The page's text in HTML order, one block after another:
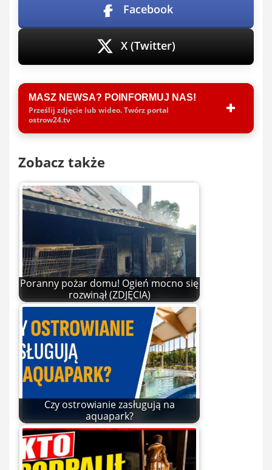
Facebook
X (Twitter)
MASZ NEWSA? POINFORMUJ NAS!
Prześlij zdjęcie lub wideo. Twórz portal
ostrow24.tv
Zobacz także
Poranny pożar domu! Ogień mocno się
rozwinął (ZDJĘCIA)
Czy ostrowianie zasługują na
aquapark?